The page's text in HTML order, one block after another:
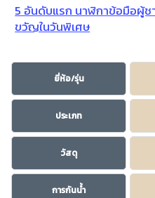
5 อันดับแรก นาฬิกาข้อมือผู้ช
ขวัญในวันพิเศษ
ยี่ห้อ/รุ่น
ประเภท
วัสดุ
การกันน้ำ